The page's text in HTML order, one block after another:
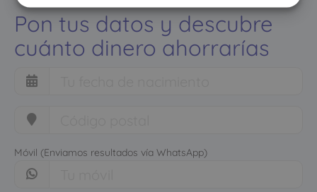
Pon tus datos y descubre
cuánto dinero ahorrarías
Móvil (Enviamos resultados vía WhatsApp)